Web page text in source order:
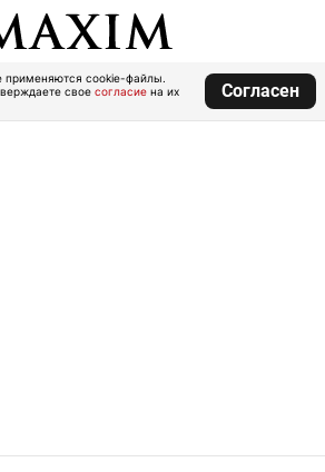
применяются cookie-файлы.
свое согласие на их
Согласен